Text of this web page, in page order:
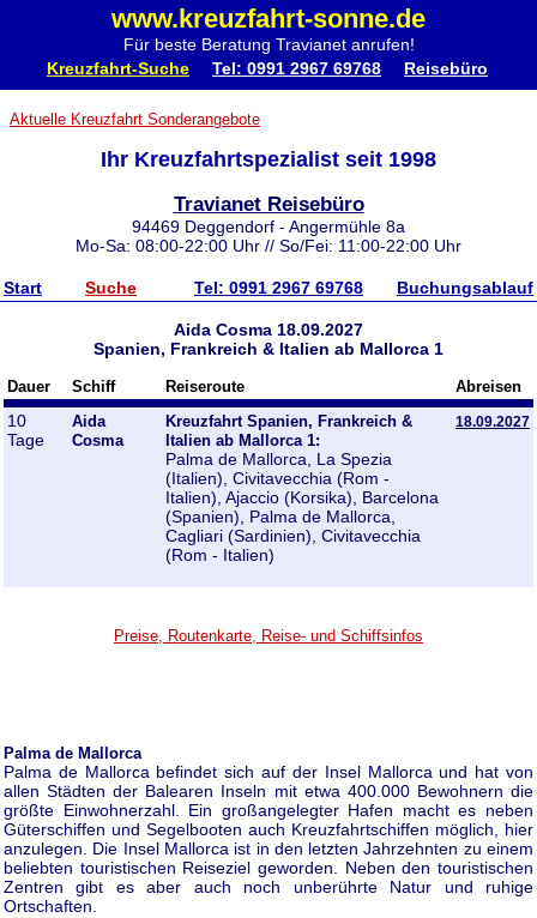
www.kreuzfahrt-sonne.de
Für beste Beratung Travianet anrufen!
Kreuzfahrt-Suche Tel: 0991 2967 69768 Reisebüro
Aktuelle Kreuzfahrt Sonderangebote
Ihr Kreuzfahrtspezialist seit 1998
Travianet Reisebüro
94469 Deggendorf - Angermühle 8a
Mo-Sa: 08:00-22:00 Uhr // So/Fei: 11:00-22:00 Uhr
Start Suche Tel: 0991 2967 69768 Buchungsablauf
Aida Cosma 18.09.2027
Spanien, Frankreich & Italien ab Mallorca 1
Dauer Schiff Reiseroute Abreisen
10
Tage
Aida
Cosma
Kreuzfahrt Spanien, Frankreich &
Italien ab Mallorca 1:
Palma de Mallorca, La Spezia
(Italien), Civitavecchia (Rom -
Italien), Ajaccio (Korsika), Barcelona
(Spanien), Palma de Mallorca,
Cagliari (Sardinien), Civitavecchia
(Rom - Italien)
18.09.2027
Preise, Routenkarte, Reise- und Schiffsinfos
Palma de Mallorca
Palma de Mallorca befindet sich auf der Insel Mallorca und hat von
allen Städten der Balearen Inseln mit etwa 400.000 Bewohnern die
größte Einwohnerzahl. Ein großangelegter Hafen macht es neben
Güterschiffen und Segelbooten auch Kreuzfahrtschiffen möglich, hier
anzulegen. Die Insel Mallorca ist in den letzten Jahrzehnten zu einem
beliebten touristischen Reiseziel geworden. Neben den touristischen
Zentren gibt es aber auch noch unberührte Natur und ruhige
Ortschaften.